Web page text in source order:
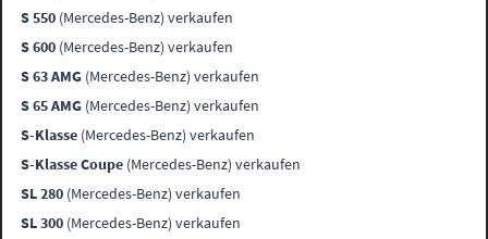
S 550 (Mercedes-Benz) verkaufen
S 600 (Mercedes-Benz) verkaufen
S 63 AMG (Mercedes-Benz) verkaufen
S 65 AMG (Mercedes-Benz) verkaufen
S-Klasse (Mercedes-Benz) verkaufen
S-Klasse Coupe (Mercedes-Benz) verkaufen
SL 280 (Mercedes-Benz) verkaufen
SL 300 (Mercedes-Benz) verkaufen